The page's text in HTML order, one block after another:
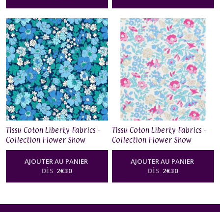
Tissu Coton Liberty Fabrics -
Collection Flower Show
Midnight Garden - Cosmos
FlowerAJOUTER AU PANIER
DÈS 2€30
Tissu Coton Liberty Fabrics -
Collection Flower Show
Midnight Garden - Mamie
AJOUTER AU PANIER
DÈS 2€30